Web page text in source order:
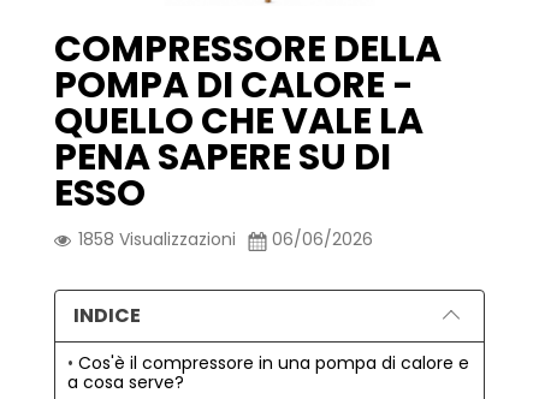
COMPRESSORE DELLA
POMPA DI CALORE -
QUELLO CHE VALE LA
PENA SAPERE SU DI
ESSO
1858 Visualizzazioni 06/06/2026
INDICE
Cos'è il compressore in una pompa di calore e
a cosa serve?